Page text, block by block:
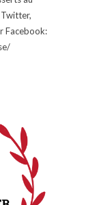
Facebook: